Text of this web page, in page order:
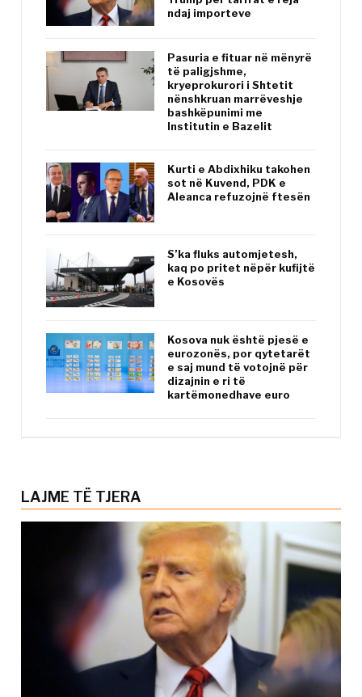
ndaj importeve
Pasuria e fituar në mënyrë
të paligjshme,
kryeprokurori i Shtetit
nënshkruan marrëveshje
bashkëpunimi me
Institutin e Bazelit
Kurti e Abdixhiku takohen
sot në Kuvend, PDK e
Aleanca refuzojnë ftesën
S’ka fluks automjetesh,
kaq po pritet nëpër kufijtë
e Kosovës
Kosova nuk është pjesë e
eurozonës, por qytetarët
e saj mund të votojnë për
dizajnin e ri të
kartëmonedhave euro
LAJME TË TJERA